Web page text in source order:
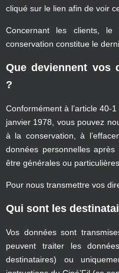
cliqué sur le lien afin de voir
Concernant les clients,
conservation constitue le
Que deviennent vos
?
Conformément à l’article 40-
janvier 1978, vous pouvez
à la conservation, à
données personnelles
être générales ou particulières.
Pour nous transmettre vos
Qui sont les
Vos données sont
peuvent traiter les
destinataires) ou